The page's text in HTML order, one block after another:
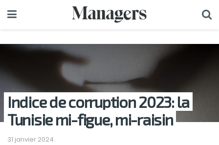
Indice de corruption 2023: la
Tunisie mi-figue, mi-raisin
31 janvier 2024